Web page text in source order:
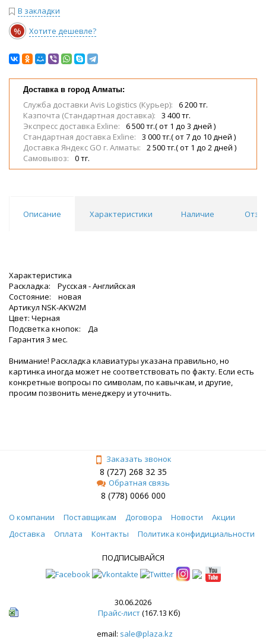
В закладки
% Хотите дешевле?
Доставка в город Алматы:
Служба доставки Avis Logistics (Курьер):
6 200 тг.
Казпочта (Стандартная доставка):
3 400 тг.
Экспресс доставка Exline:
6 500 тг.( от 1 до 3 дней )
Стандартная доставка Exline:
3 000 тг.( от 7 до 10 дней )
Доставка Яндекс GO г. Алматы:
2 500 тг.( от 1 до 2 дней )
Самовывоз:
0 тг.
Описание Характеристики Наличие
Характеристика
Раскладка: Русская - Английская
Состояние: новая
Артикул NSK-AKW2M
Цвет: Черная
Подсветка кнопок: Да
Гарантия 3 мес.
Внимание! Раскладка клавиатуры указана правильно, но
картинка иногда может не соответствовать по факту. Если есть
конкретные вопросы по символам, по кавычкам, и другие,
просим позвонить менеджеру и уточнить.
Заказать звонок
8 (727) 268 32 35
Обратная связь
8 (778) 0066 000
О компании Поставщикам Договора Новости
Акции
Доставка
Оплата Контакты Политика конфидициальности
ПОДПИСЫВАЙСЯ
30.06.2026
Прайс-лист(167.13 Кб)
email: sale@plaza.kz